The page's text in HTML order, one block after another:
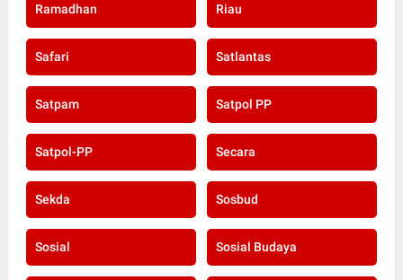
Ramadhan Riau
Safari Satlantas
Satpam Satpol PP
Satpol-PP Secara
Sekda Sosbud
Sosial Sosial Budaya